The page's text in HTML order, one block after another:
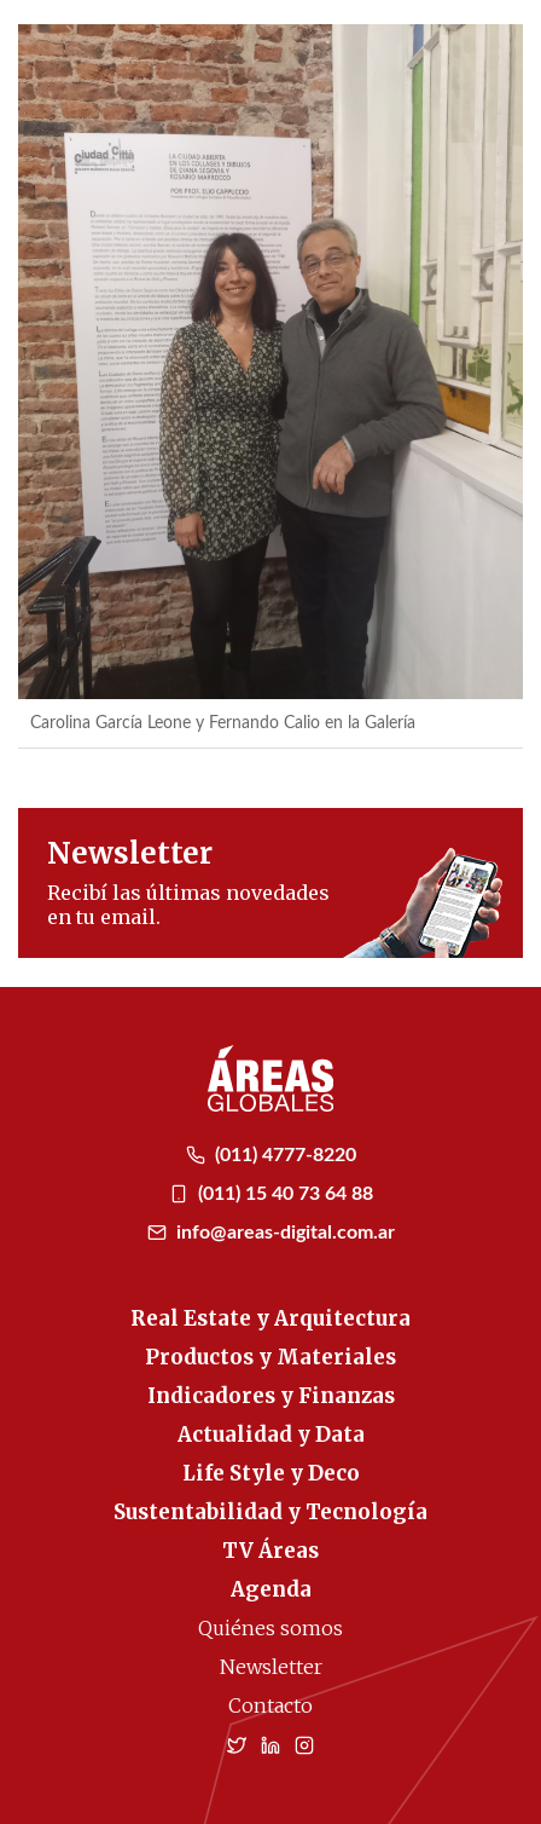
Carolina García Leone y Fernando Calio en la Galería
Newsletter
Recibí las últimas novedades
en tu email.
(011) 4777-8220
(011) 15 40 73 64 88
info@areas-digital.com.ar
Real Estate y Arquitectura
Productos y Materiales
Indicadores y Finanzas
Actualidad y Data
Life Style y Deco
Sustentabilidad y Tecnología
TV Áreas
Agenda
Quiénes somos
Newsletter
Contacto